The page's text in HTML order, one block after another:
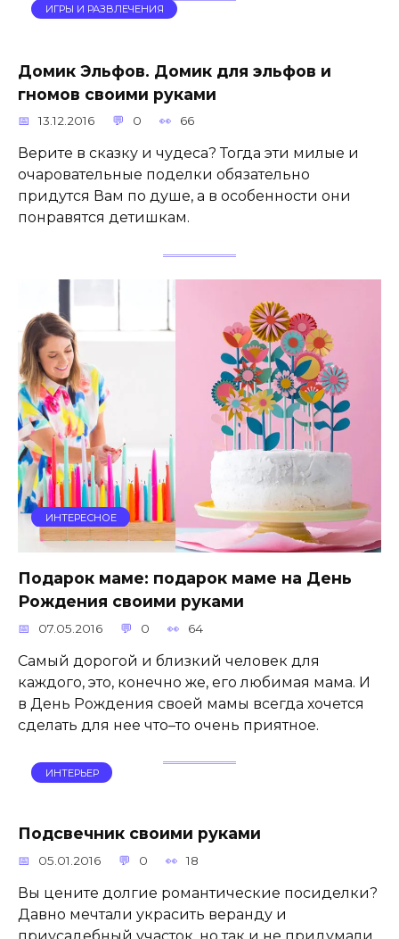
ИГРЫ И РАЗВЛЕЧЕНИЯ
Домик Эльфов. Домик для эльфов и
гномов своими руками
13.12.2016 0 66
Верите в сказку и чудеса? Тогда эти милые и
очаровательные поделки обязательно
придутся Вам по душе, а в особенности они
понравятся детишкам.
ИНТЕРЕСНОЕ
Подарок маме: подарок маме на День
Рождения своими руками
07.05.2016 0 64
Самый дорогой и близкий человек для
каждого, это, конечно же, его любимая мама. И
в День Рождения своей мамы всегда хочется
сделать для нее что–то очень приятное.
ИНТЕРЬЕР
Подсвечник своими руками
05.01.2016 0 18
Вы цените долгие романтические посиделки?
Давно мечтали украсить веранду и